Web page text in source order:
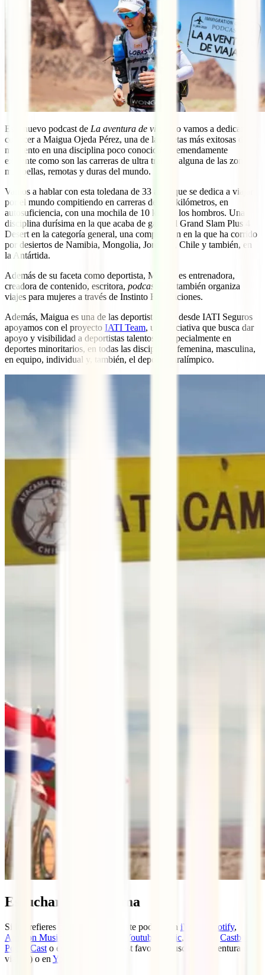
Este nuevo podcast de La aventura de viajar
lo vamos a dedicar a
conocer a Maigua Ojeda Pérez, una de las atletas más exitosas del
momento en una disciplina poco conocida y tremendamente
exigente como son las carreras de ultra trail en alguna de las zonas
más bellas, remotas y duras del mundo.
Vamos a hablar con esta toledana de 33 años que se dedica a viajar
por el mundo compitiendo en carreras de 250 kilómetros, en
autosuficiencia, con una mochila de 10 kilos a los hombros. Una
disciplina durísima en la que acaba de ganar el Grand Slam Plus 4
Desert en la categoría general, una competición en la que ha corrido
por desiertos de Namibia, Mongolia, Jordania, Chile y también, en
la Antártida.
Además de su faceta como deportista, Maigua es entrenadora,
creadora de contenido, escritora, podcaster
, y también organiza
viajes para mujeres a través de Instinto Expediciones.
Además, Maigua es una de las deportistas que desde IATI Seguros
apoyamos con el proyecto IATI Team, una iniciativa que busca dar
apoyo y visibilidad a deportistas talentosos, especialmente en
deportes minoritarios, en todas las disciplinas: femenina, masculina,
en equipo, individual y, también, el deporte paralímpico.
Escuchar el programa
Si lo prefieres puedes escuchar este podcast en iVoox Spotify,
Amazon Music
Youtube Music, Castbox
PocketCast o en tu app de podcast favorita (busca “La aventura de
viajar”) o en Youtube